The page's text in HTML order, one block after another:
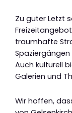
Zu guter Letzt
traumhafte
Auch kulturell
Galerien und
Wir hoffen,